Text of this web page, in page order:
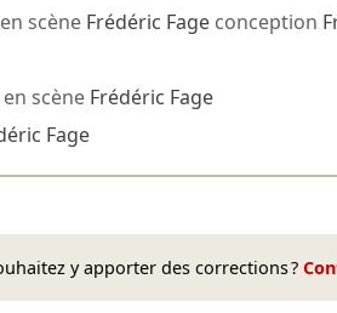
scène Frédéric Fageconception
scène Frédéric Fage
Fage
y apporter des corrections ?